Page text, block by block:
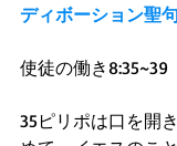
ディボーション聖句
使徒の働き8:35~39
35ピリポは口を開